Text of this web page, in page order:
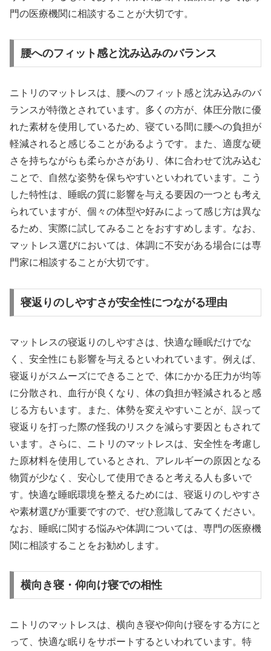
門の医療機関に相談することが大切です。
腰へのフィット感と沈み込みのバランス
ニトリのマットレスは、腰へのフィット感と沈み込みのバ
ランスが特徴とされています。多くの方が、体圧分散に優
れた素材を使用しているため、寝ている間に腰への負担が
軽減されると感じることがあるようです。また、適度な硬
さを持ちながらも柔らかさがあり、体に合わせて沈み込む
ことで、自然な姿勢を保ちやすいといわれています。こう
した特性は、睡眠の質に影響を与える要因の一つとも考え
られていますが、個々の体型や好みによって感じ方は異な
るため、実際に試してみることをおすすめします。なお、
マットレス選びにおいては、体調に不安がある場合には専
門家に相談することが大切です。
寝返りのしやすさが安全性につながる理由
マットレスの寝返りのしやすさは、快適な睡眠だけでな
く、安全性にも影響を与えるといわれています。例えば、
寝返りがスムーズにできることで、体にかかる圧力が均等
に分散され、血行が良くなり、体の負担が軽減されると感
じる方もいます。また、体勢を変えやすいことが、誤って
寝返りを打った際の怪我のリスクを減らす要因ともされて
います。さらに、ニトリのマットレスは、安全性を考慮し
た原材料を使用しているとされ、アレルギーの原因となる
物質が少なく、安心して使用できると考える人も多いで
す。快適な睡眠環境を整えるためには、寝返りのしやすさ
や素材選びが重要ですので、ぜひ意識してみてください。
なお、睡眠に関する悩みや体調については、専門の医療機
関に相談することをお勧めします。
横向き寝・仰向け寝での相性
ニトリのマットレスは、横向き寝や仰向け寝をする方にと
って、快適な眠りをサポートするといわれています。特